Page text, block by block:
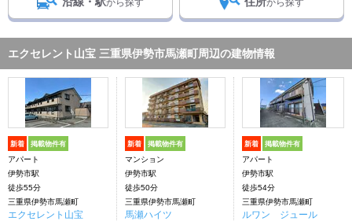
から探す から探す
エクセレント山宝 三重県伊勢市馬瀬町周辺の建物情報
新着 掲載物件有
アパート
伊勢市駅
徒歩55分
三重県伊勢市馬瀬町
エクセレント山宝
新着 掲載物件有
マンション
伊勢市駅
徒歩50分
三重県伊勢市馬瀬町
馬瀬ハイツ
新着 掲載物件有
アパート
伊勢市駅
徒歩54分
三重県伊勢市馬瀬町
ルワン ジュール